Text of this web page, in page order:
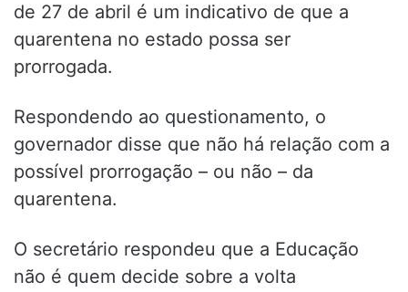
de 27 de abril é um indicativo de que a
quarentena no estado possa ser
prorrogada.
Respondendo ao questionamento, o
governador disse que não há relação com a
possível prorrogação – ou não – da
quarentena.
O secretário respondeu que a Educação
não é quem decide sobre a volta